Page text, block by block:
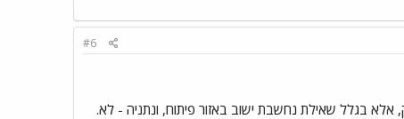
#6
בגלל שאילת נחשבת ישוב באזור פיתוח, ונתניה - לא.